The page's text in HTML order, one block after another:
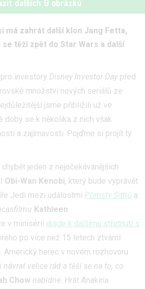
dalších 9 obrázků
má zahrát další klon Jang Fetta,
těží zpět do Star Wars a další
investory Disney Investor Day před
množství nových seriálů ze
jsme přiblížili už ve
doby se k několika z nich však
a zajímavosti. Pojďme si projít ty
jeden z nejočekávanějších
Obi-Wan Kenobi, který bude vyprávět
Jedi mezi událostmi Pomsty Sithů a
Kathleen
v minisérii dojde k dalšímu střetnutí s
po více než 15 letech ztvární
. Americký herec v novém rozhovoru
návrat velice rád a těší se na to, co
Chow nabídne. Hrát Anakina